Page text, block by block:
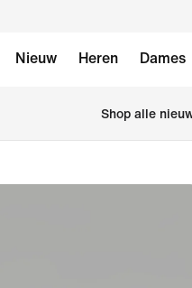
Nieuw Heren Dames
Shop alle